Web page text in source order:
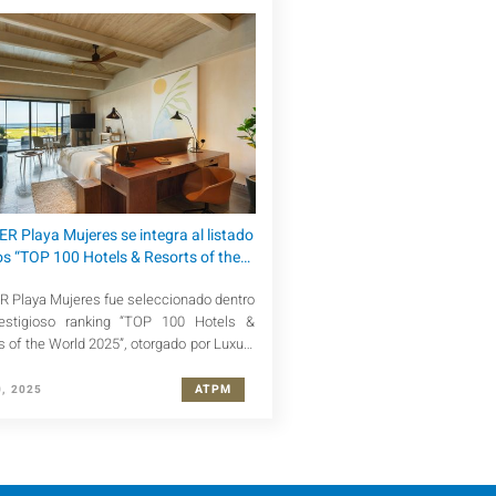
Playa Mujeres se integra al listado
“TOP 100 Hotels & Resorts of the
Playa Mujeres fue seleccionado dentro
ranking “TOP 100 Hotels &
of the World 2025”, otorgado por Luxury
2025 ATPM